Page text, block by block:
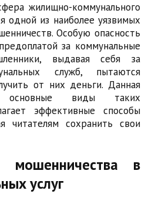
жилищно-коммунального
одной из наиболее уязвимых
Особую опасность
за коммунальные
выдавая себя за
служб, пытаются
от них деньги. Данная
основные виды таких
эффективные способы
читателям сохранить свои
мошенничества в
услуг